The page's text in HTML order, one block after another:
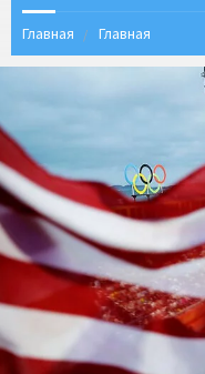
Главная Главная